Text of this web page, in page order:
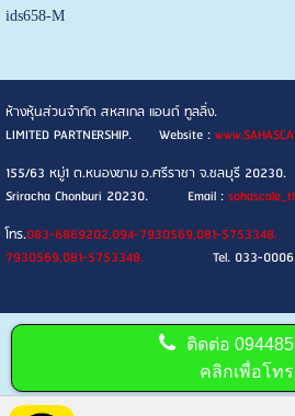
ids658-M
ห้างหุ้นส่วนจำกัด สหสเกล แอนด์ ทูลลิ่ง.
LIMITED PARTNERSHIP. Website :
155/63 หมู่1 ต.หนองขาม อ.ศรีราชา จ.ชลบุรี
Sriracha Chonburi 20230. Email :
โทร.083-6869202,094-7930569,081-
7930569,081-5753348. Tel. 033-
ติดต่อ
คลิกเพื่อโทร